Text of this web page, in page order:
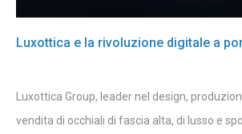
Luxottica e la rivoluzione digitale a
Luxottica Group, leader nel design,
vendita di occhiali di fascia alta, di lusso e